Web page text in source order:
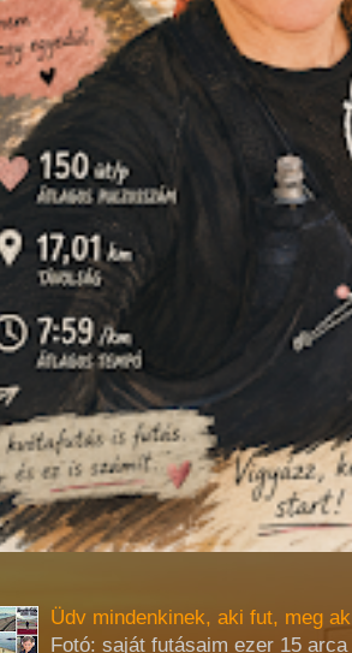
Üdv mindenkinek, aki fut, meg
Fotó: saját futásaim ezer 15